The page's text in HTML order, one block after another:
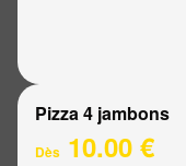
Pizza 4 jambons
Dès 10.00 €